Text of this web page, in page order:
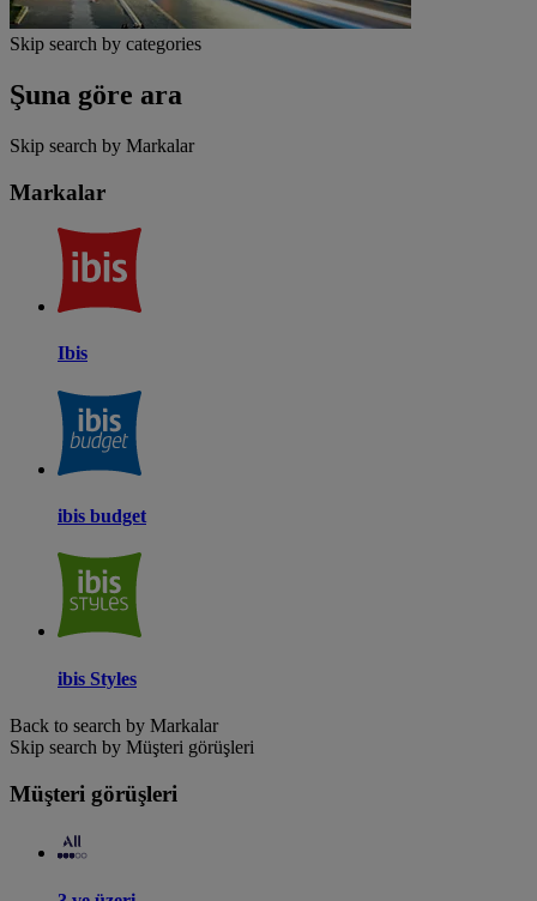
Skip search by categories
Şuna göre ara
Skip search by Markalar
Markalar
Ibis
ibis budget
ibis Styles
Back to search by Markalar
Skip search by Müşteri görüşleri
Müşteri görüşleri